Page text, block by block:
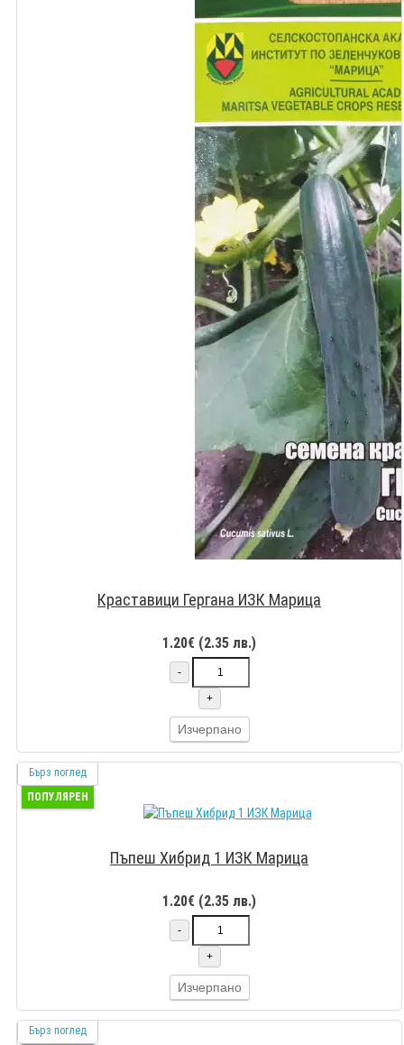
Краставици Гергана ИЗК Марица
1.20€ (2.35 лв.)
-
+
Изчерпано
Бърз поглед
ПОПУЛЯРЕН
Пъпеш Хибрид 1 ИЗК Марица
1.20€ (2.35 лв.)
-
+
Изчерпано
Бърз поглед